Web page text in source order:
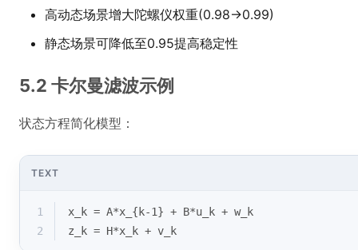
高动态场景增大陀螺仪权重(0.98→0.99)
静态场景可降低至0.95提高稳定性
5.2 卡尔曼滤波示例
状态方程简化模型：
TEXT
1
x_k = A*x_{k-1} + B*u_k + w_k
2
z_k = H*x_k + v_k